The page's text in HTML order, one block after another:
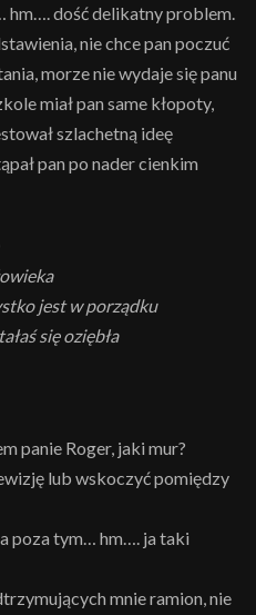
hm…. dość delikatny problem.
nie chce pan poczuć
morze nie wydaje się panu
miał pan same kłopoty,
szlachetną ideę
pan po nader cienkim
jest w porządku
się oziębła
panie Roger, jaki mur?
lub wskoczyć pomiędzy
poza tym… hm…. ja taki
mnie ramion, nie